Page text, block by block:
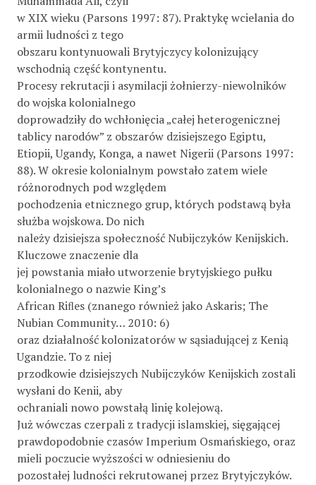
w XIX wieku (Parsons 1997: 87). Praktykę wcielania do
armii ludności z tego
obszaru kontynuowali Brytyjczycy kolonizujący
wschodnią część kontynentu.
Procesy rekrutacji i asymilacji żołnierzy-niewolników
do wojska kolonialnego
doprowadziły do wchłonięcia „całej heterogenicznej
tablicy narodów” z obszarów dzisiejszego Egiptu,
Etiopii, Ugandy, Konga, a nawet Nigerii (Parsons 1997:
88). W okresie kolonialnym powstało zatem wiele
różnorodnych pod względem
pochodzenia etnicznego grup, których podstawą była
służba wojskowa. Do nich
należy dzisiejsza społeczność Nubijczyków Kenijskich.
Kluczowe znaczenie dla
jej powstania miało utworzenie brytyjskiego pułku
kolonialnego o nazwie King’s
African Riﬂes (znanego również jako Askaris; The
Nubian Community… 2010: 6)
oraz działalność kolonizatorów w sąsiadującej z Kenią
Ugandzie. To z niej
przodkowie dzisiejszych Nubijczyków Kenijskich zostali
wysłani do Kenii, aby
ochraniali nowo powstałą linię kolejową.
Już wówczas czerpali z tradycji islamskiej, sięgającej
prawdopodobnie czasów Imperium Osmańskiego, oraz
mieli poczucie wyższości w odniesieniu do
pozostałej ludności rekrutowanej przez Brytyjczyków.